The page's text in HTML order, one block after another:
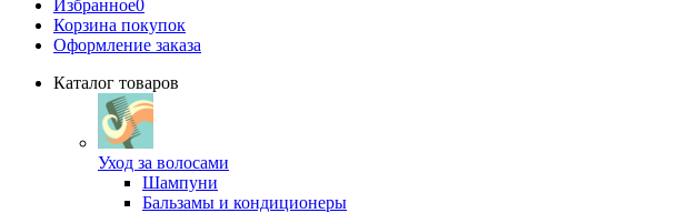
Избранное0
Корзина покупок
Оформление заказа
Каталог товаров
Уход за волосами
Шампуни
Бальзамы и кондиционеры